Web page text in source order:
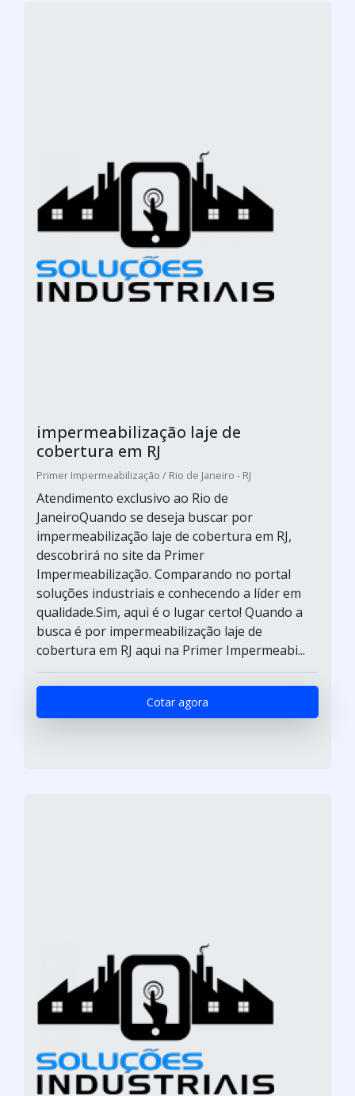
impermeabilização laje de
cobertura em RJ
Primer Impermeabilização / Rio de Janeiro - RJ
Atendimento exclusivo ao Rio de
JaneiroQuando se deseja buscar por
impermeabilização laje de cobertura em RJ,
descobrirá no site da Primer
Impermeabilização. Comparando no portal
soluções industriais e conhecendo a líder em
qualidade.Sim, aqui é o lugar certo! Quando a
busca é por impermeabilização laje de
cobertura em RJ aqui na Primer Impermeabi...
Cotar agora